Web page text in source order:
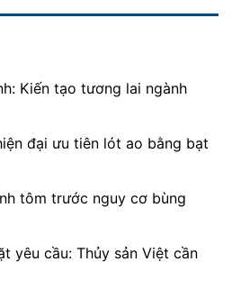
Kiến tạo tương lai ngành
đại ưu tiên lót ao bằng bạt
tôm trước nguy cơ bùng
yêu cầu: Thủy sản Việt cần